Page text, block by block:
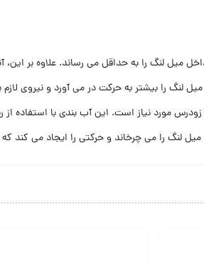
لنگ را به حداقل می رساند. علاوه بر
را بیشتر به حرکت در می آورد و نیروی لازم
مورد نیاز است. این آب بندی با استفاده
را می چرخاند و حرکتی را ایجاد می کند که